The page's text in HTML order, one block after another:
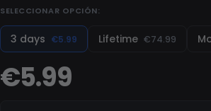
SELECCIONAR OPCIÓN:
3 days €5.99 Lifetime €74.99
€5.99